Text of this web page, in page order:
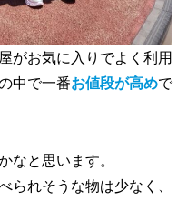
がお気に入りでよく利用
中で一番お値段が高めで
なと思います。
られそうな物は少なく、